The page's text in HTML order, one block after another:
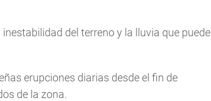
del terreno y la lluvia que puede
erupciones diarias desde el fin de
de la zona.